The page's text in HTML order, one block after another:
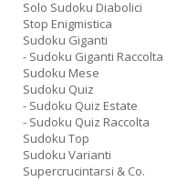
Solo Sudoku Diabolici
Stop Enigmistica
Sudoku Giganti
- Sudoku Giganti Raccolta
Sudoku Mese
Sudoku Quiz
- Sudoku Quiz Estate
- Sudoku Quiz Raccolta
Sudoku Top
Sudoku Varianti
Supercrucintarsi & Co.